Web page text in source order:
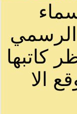
الرسمي
كاتبها
الا